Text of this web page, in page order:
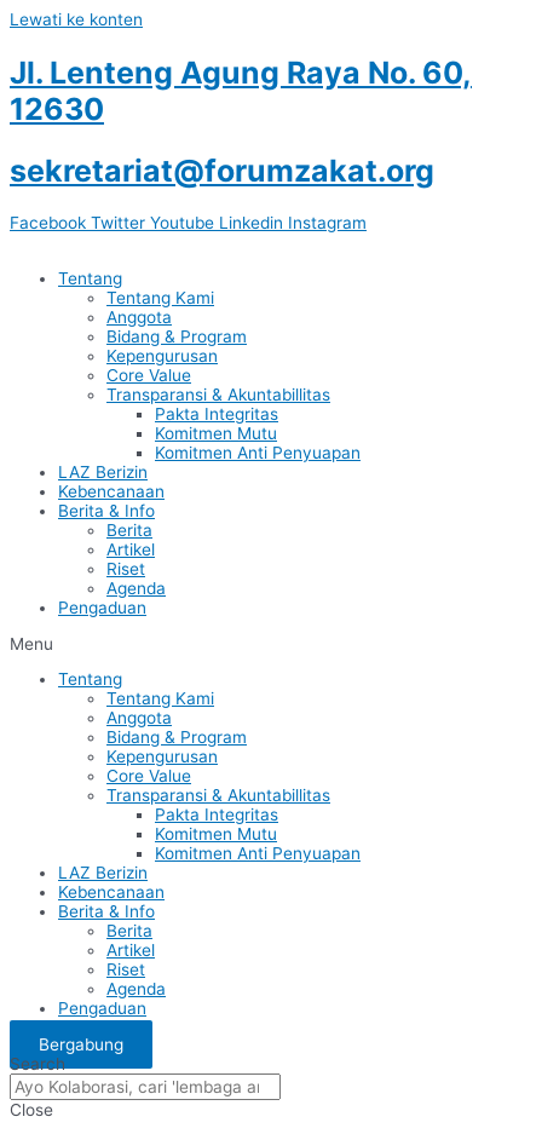
Lewati ke konten
Jl. Lenteng Agung Raya No. 60,
12630
sekretariat@forumzakat.org
Facebook Twitter Youtube Linkedin Instagram
Tentang
Tentang Kami
Anggota
Bidang & Program
Kepengurusan
Core Value
Transparansi & Akuntabillitas
Pakta Integritas
Komitmen Mutu
Komitmen Anti Penyuapan
LAZ Berizin
Kebencanaan
Berita & Info
Berita
Artikel
Riset
Agenda
Pengaduan
Menu
Tentang
Tentang Kami
Anggota
Bidang & Program
Kepengurusan
Core Value
Transparansi & Akuntabillitas
Pakta Integritas
Komitmen Mutu
Komitmen Anti Penyuapan
LAZ Berizin
Kebencanaan
Berita & Info
Berita
Artikel
Riset
Agenda
Pengaduan
Bergabung
Search
Close